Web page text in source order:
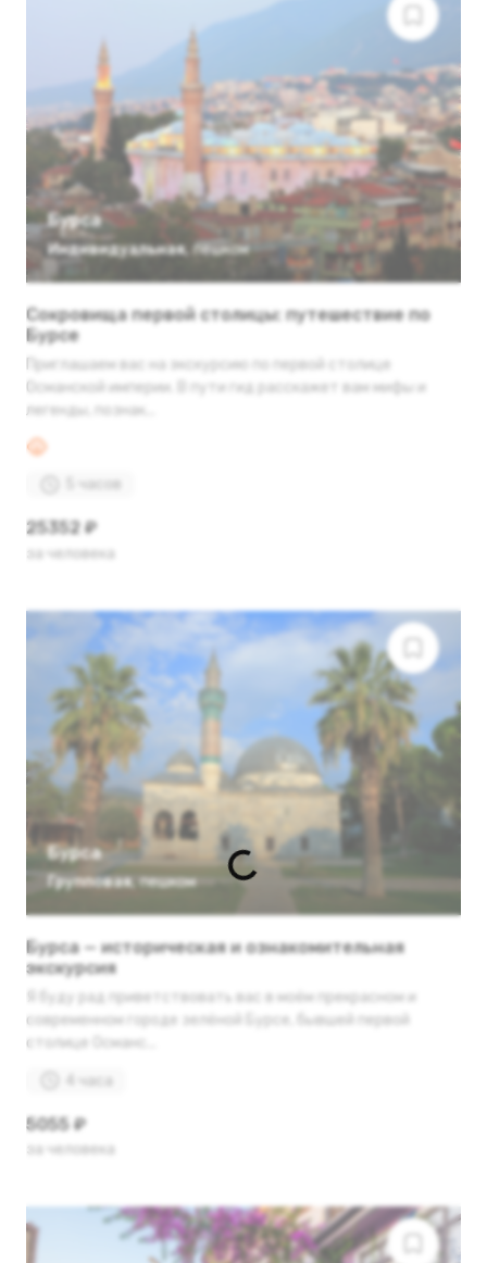
Бурса
Индивидуальная, пешком
Сокровища первой столицы: путешествие по
Бурсе
Приглашаем вас на экскурсию по первой столице
Османской империи. В пути гид расскажет вам мифы и
легенды, познак...
5 часов
25352 ₽
за человека
Бурса
Групповая, пешком
Бурса — историческая и ознакомительная
экскурсия
Я буду рад приветствовать вас в моём прекрасном и
современном городе зелёной Бурсе, бывшей первой
столице Османс...
4 часа
5055 ₽
за человека